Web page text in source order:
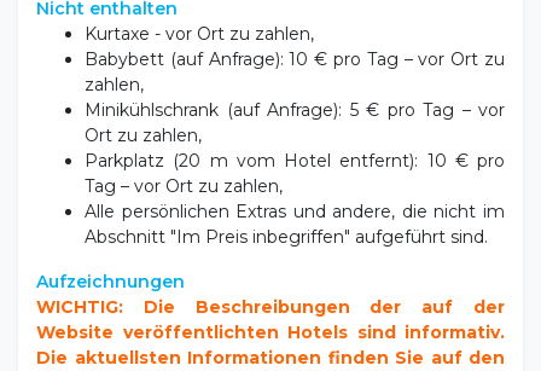
Nicht enthalten
Kurtaxe - vor Ort zu zahlen,
Babybett (auf Anfrage): 10 € pro Tag – vor Ort zu
zahlen,
Minikühlschrank (auf Anfrage): 5 € pro Tag – vor
Ort zu zahlen,
Parkplatz (20 m vom Hotel entfernt): 10 € pro
Tag – vor Ort zu zahlen,
Alle persönlichen Extras und andere, die nicht im
Abschnitt "Im Preis inbegriffen" aufgeführt sind.
Aufzeichnungen
WICHTIG: Die Beschreibungen der auf der
Website veröffentlichten Hotels sind informativ.
Die aktuellsten Informationen finden Sie auf den